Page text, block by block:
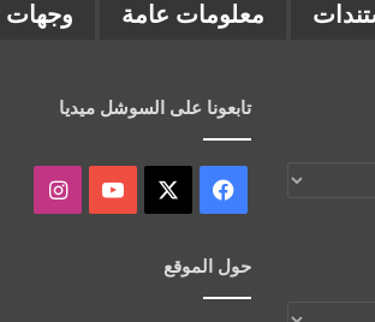
معلومات عامة وجهات
تابعونا على السوشل ميديا
فيسبوك ‫YouTube
حول الموقع